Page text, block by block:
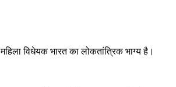
महिला विधेयक भारत का लोकतांत्रिक भाग्य है।